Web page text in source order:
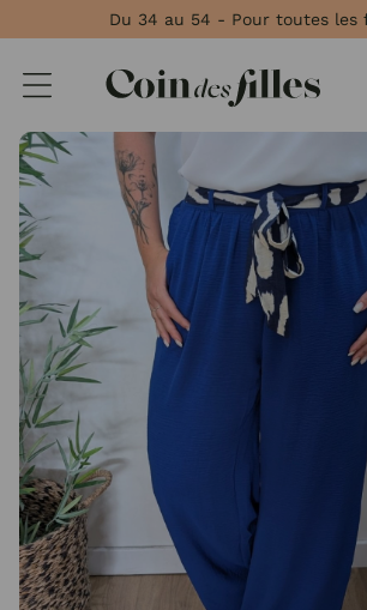
Du 34 au 54 - Pour toutes les
Panneau de gestion des cookies